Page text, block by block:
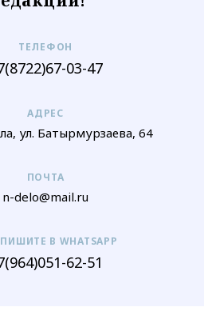
ТЕЛЕФОН
03-47
АДРЕС
ул. Батырмурзаева, 64
ПОЧТА
n-delo@mail.ru
В WHATSAPP
62-51